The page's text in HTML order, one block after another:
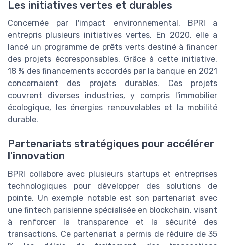
Les initiatives vertes et durables
Concernée par l'impact environnemental, BPRI a
entrepris plusieurs initiatives vertes. En 2020, elle a
lancé un programme de prêts verts destiné à financer
des projets écoresponsables. Grâce à cette initiative,
18 % des financements accordés par la banque en 2021
concernaient des projets durables. Ces projets
couvrent diverses industries, y compris l'immobilier
écologique, les énergies renouvelables et la mobilité
durable.
Partenariats stratégiques pour accélérer
l'innovation
BPRI collabore avec plusieurs startups et entreprises
technologiques pour développer des solutions de
pointe. Un exemple notable est son partenariat avec
une fintech parisienne spécialisée en blockchain, visant
à renforcer la transparence et la sécurité des
transactions. Ce partenariat a permis de réduire de 35